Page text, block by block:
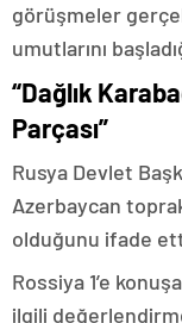
görüşmeler
umutlarını
“Dağlık
Parçası”
Rusya Devlet
Azerbaycan
olduğunu ifade
Rossiya 1’e
ilgili